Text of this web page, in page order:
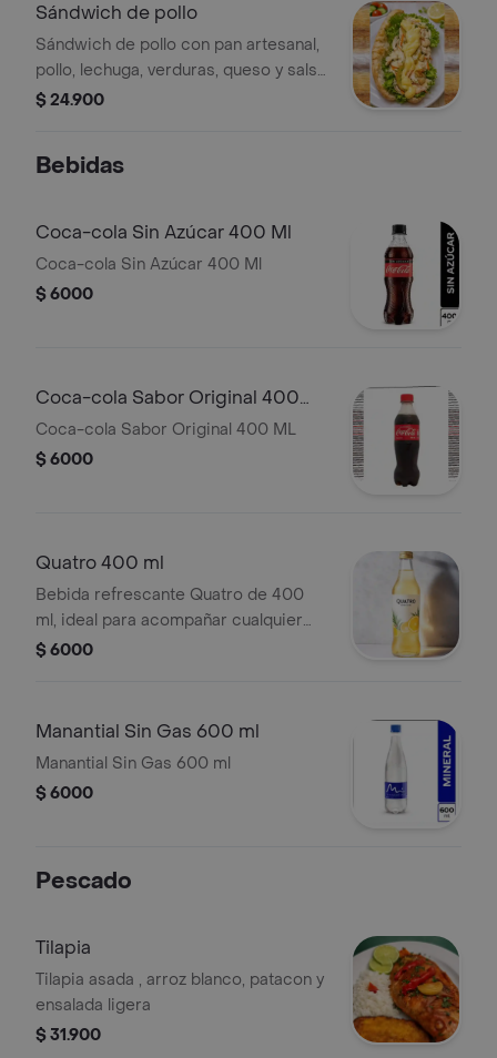
Sándwich de pollo
Sándwich de pollo con pan artesanal,
pollo, lechuga, verduras, queso y salsa
de la casa.
$ 24.900
Bebidas
Coca-cola Sin Azúcar 400 Ml
Coca-cola Sin Azúcar 400 Ml
$ 6000
Coca-cola Sabor Original 400
ML
Coca-cola Sabor Original 400 ML
$ 6000
Quatro 400 ml
Bebida refrescante Quatro de 400
ml, ideal para acompañar cualquier
comida.
$ 6000
Manantial Sin Gas 600 ml
Manantial Sin Gas 600 ml
$ 6000
Pescado
Tilapia
Tilapia asada , arroz blanco, patacon y
ensalada ligera
$ 31.900